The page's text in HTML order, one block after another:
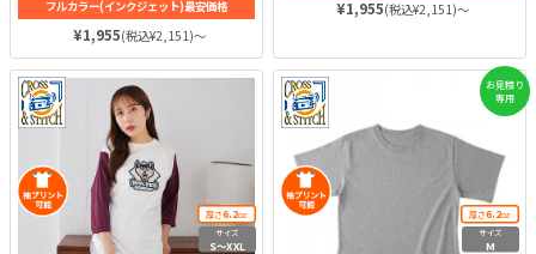
展開。耐久性にも優れていて、繰り
返し洗濯をしてもすぐにはよれませ
フルカラー(インクジェット)最安価格
¥1,955(税込¥2,151)～
用。シルエットは、すとんと落ちた
ボックス型なので、誰でもおしゃれ
¥1,955(税込¥2,151)～
厚さ6.2oz
サイズ
S〜XXL
お見積り
専用
厚さ6.2oz
サイズ
M